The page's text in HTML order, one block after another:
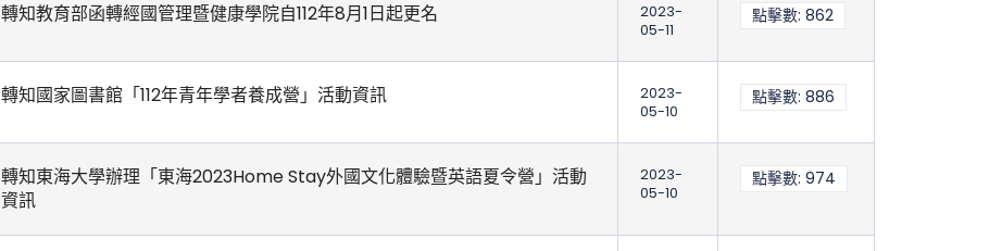
轉知教育部函轉經國管理暨健康學院自112年8月1日起更名
2023-
05-11
點擊數: 862
轉知國家圖書館「112年青年學者養成營」活動資訊
2023-
05-10
點擊數: 886
轉知東海大學辦理「東海2023Home Stay外國文化體驗暨英語夏令營」活動
資訊
2023-
05-10
點擊數: 974